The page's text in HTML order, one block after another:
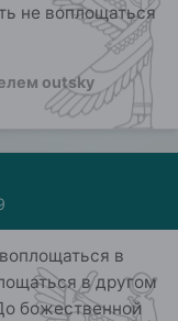
не воплощаться
outsky
в
в другом
божественной